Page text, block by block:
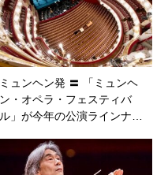
ミュンヘン発 〓 「ミュンヘ
ン・オペラ・フェスティバ
ル」が今年の公演ラインナ…